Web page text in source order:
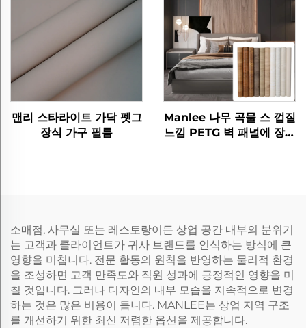
맨리 스타라이트 가닥 펫그
장식 가구 필름
Manlee 나무 곡물 스 껍질
느낌 PETG 벽 패널에 장식
소매점, 사무실 또는 레스토랑이든 상업 공간 내부의 분위기
는 고객과 클라이언트가 귀사 브랜드를 인식하는 방식에 큰
영향을 미칩니다. 전문 활동의 원칙을 반영하는 물리적 환경
을 조성하면 고객 만족도와 직원 성과에 긍정적인 영향을 미
칠 것입니다. 그러나 디자인의 내부 모습을 지속적으로 변경
하는 것은 많은 비용이 듭니다. MANLEE는 상업 지역 구조
를 개선하기 위한 최신 저렴한 옵션을 제공합니다.